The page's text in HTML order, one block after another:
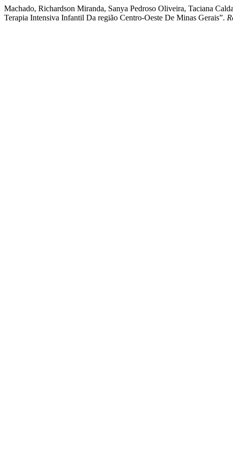
Machado, Richardson Miranda, Sanya Pedroso Oliveira, Taciana
Terapia Intensiva Infantil Da região Centro-Oeste De Minas Gerais”.